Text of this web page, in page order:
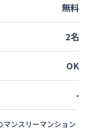
無料
2名
OK
-
マンスリーマンション